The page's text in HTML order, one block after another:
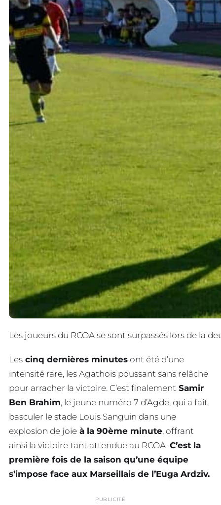
Les joueurs du RCOA se sont surpassés lors de la
Les cinq dernières minutes ont été d’une
intensité rare, les Agathois poussant sans relâche
pour arracher la victoire. C’est finalement Samir
Ben Brahim, le jeune numéro 7 d’Agde, qui a fait
basculer le stade Louis Sanguin dans une
explosion de joie à la 90ème minute, offrant
ainsi la victoire tant attendue au RCOA. C’est la
première fois de la saison qu’une équipe
s’impose face aux Marseillais de l’Euga Ardziv.
PUBLICITÉ